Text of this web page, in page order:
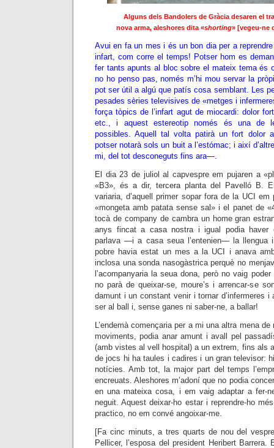
Alguns dels Bandolers de Gràcia desaren el
nova arma, aleshores dita «shorting» [vegeu-ne
Avui en fa un mes i és un bon dia per a
infart, com corre el temps! Potser hom es
fer tants apunts al bloc sobre el mateix tema és
no ho penso pas, només m’hi mou servar la
pot ser útil a algú que patís cosa semblant. Les
pesades sèries televisives de «metges i
força tòpics de l’infart agut de miocardi: dolor
etc., i aquest estereotip només és una de
possibles. Aquell tal volta patirà un fort dolor
potser notarà sols un buit a l’estómac; i així
mi, del tot desconeguts fins ara—.
El dia 23 de juliol al capvespre em pujaren a
«B3», és a dir, tercera planta del Pavelló B.
variaria, d’aquell primer sopar fora de la UCI
«mongeta amb patata sense sal» i el panet de
tocà de company de cambra un home gran
anys fincat a casa nostra i igual podia haver
parlava —i a casa seua l’entenien— la llengua
pobre havia estat un mes a la UCI i anava
inclosa una sonda nasogàstrica perquè no
l’acompanyaria la seua dona, però no vaig
no parà de queixar-se, moure’s i arrencar-se
damunt i un constant venir i tornar d’infermeres
ser al ball i, sense ganes ni saber-ne, a ballar!
L’endemà començaria per a mi una altra mena
moviments, podia anar amunt i avall pel
(amb vistes al vell hospital) a un extrem, fins als
de jocs hi ha taules i cadires i un gran televisor:
notícies. Amb tot, la major part del temps
encreuats. Aleshores m’adoní que no podia
en una mateixa cosa, i em vaig adaptar a fer-
neguit. Aquest deixar-ho estar i reprendre-ho
practico, no em convé angoixar-me.
[Fa cinc minuts, a tres quarts de nou del
Pellicer, l’esposa del president Heribert